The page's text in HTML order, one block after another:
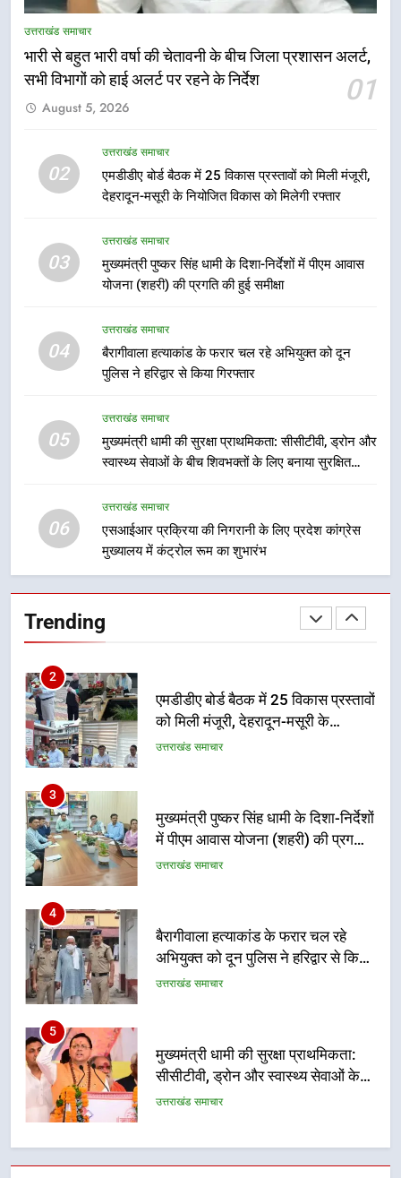
उत्तराखंड समाचार
भारी से बहुत भारी वर्षा की चेतावनी के बीच जिला प्रशासन अलर्ट,
सभी विभागों को हाई अलर्ट पर रहने के निर्देश
01
August 5, 2026
02
उत्तराखंड समाचार
एमडीडीए बोर्ड बैठक में 25 विकास प्रस्तावों को मिली मंजूरी,
देहरादून-मसूरी के नियोजित विकास को मिलेगी रफ्तार
03
उत्तराखंड समाचार
मुख्यमंत्री पुष्कर सिंह धामी के दिशा-निर्देशों में पीएम आवास
योजना (शहरी) की प्रगति की हुई समीक्षा
04
उत्तराखंड समाचार
बैरागीवाला हत्याकांड के फरार चल रहे अभियुक्त को दून
पुलिस ने हरिद्वार से किया गिरफ्तार
05
उत्तराखंड समाचार
मुख्यमंत्री धामी की सुरक्षा प्राथमिकता: सीसीटीवी, ड्रोन और
स्वास्थ्य सेवाओं के बीच शिवभक्तों के लिए बनाया सुरक्षित
06
उत्तराखंड समाचार
एसआईआर प्रक्रिया की निगरानी के लिए प्रदेश कांग्रेस
मुख्यालय में कंट्रोल रूम का शुभारंभ
Trending
सीसीटीवी, ड्रोन और स्वास्थ्य सेवाओं के
कांवड़ मार्ग
6
का शुभारंभ
उत्तराखंड समाचार
ब्लैक स्पॉट होंगे सुरक्षित, हर माह होगी
प्रगति समीक्षा
उत्तराखंड समाचार
महाराज की राजस्थान के मुख्यमंत्री से
शिष्टाचार भेंट पर्यटन और सांस्कृतिक
1
भारी से बहुत भारी वर्षा की चेतावनी के बीच
अलर्ट पर रहने के निर्देश
उत्तराखंड समाचार
को मिली मंजूरी, देहरादून-मसूरी के
नियोजित विकास को मिलेगी रफ्तार
3
मुख्यमंत्री पुष्कर सिंह धामी के दिशा-निर्देशों
में पीएम आवास योजना (शहरी) की प्रगति
की हुई समीक्षा
उत्तराखंड समाचार
4
बैरागीवाला हत्याकांड के फरार चल रहे
अभियुक्त को दून पुलिस ने हरिद्वार से किया
गिरफ्तार
उत्तराखंड समाचार
5
मुख्यमंत्री धामी की सुरक्षा प्राथमिकता:
सीसीटीवी, ड्रोन और स्वास्थ्य सेवाओं के
बीच शिवभक्तों के लिए बनाया सुरक्षित
उत्तराखंड समाचार
6
एसआईआर प्रक्रिया की निगरानी के लिए
प्रदेश कांग्रेस मुख्यालय में कंट्रोल रूम
का शुभारंभ
उत्तराखंड समाचार
7